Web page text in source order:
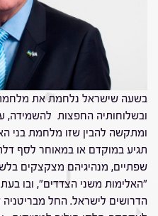
בשעה שישראל נלחמת את
ובשלוחותיה החפצות להשמידה,
ומתקשה להבין שזו מלחמת בני
תגיע במוקדם או במאוחר לסף
שפתיים, מנהיגיהם מצקצקים
"האלימות משני הצדדים", ובו
הדרושים לישראל. החל מבריטניה